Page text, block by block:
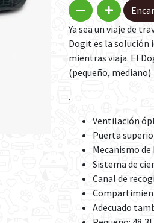
Ya sea un viaje de
Dogit es la solución
mientras viaja. El
(pequeño, mediano)
.
Ventilación
Puerta
Mecanismo
Sistema de
Canal de
Adecuado